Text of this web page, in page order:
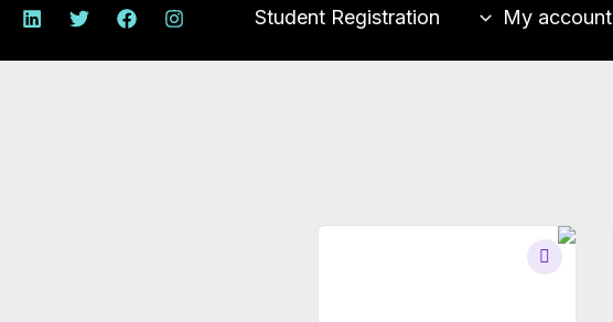
My account
Student Registration
السعر
الأصلي